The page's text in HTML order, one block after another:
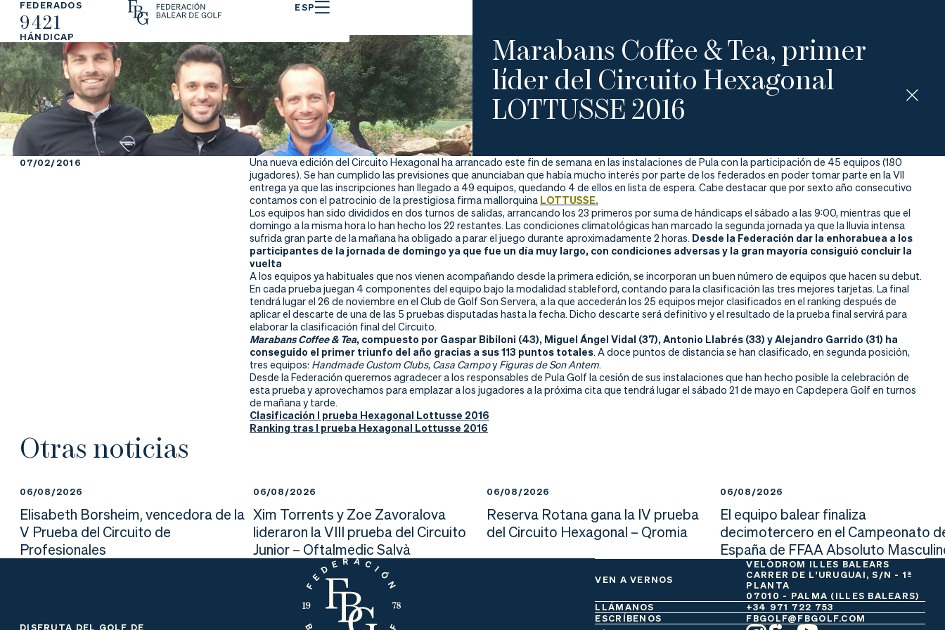
FEDERADOS
9421
HÁNDICAP
ESP
La
Fe
de
ra
ci
Fe
de
ra
rs
e
Ju
ga
r
Marabans Coffee & Tea, primer
líder del Circuito Hexagonal
LOTTUSSE 2016
07/02/2016
Una nueva edición del Circuito Hexagonal ha arrancado este fin de semana en las instalaciones de Pula con la participación de 45 equipos (180
jugadores). Se han cumplido las previsiones que anunciaban que había mucho interés por parte de los federados en poder tomar parte en la VII
entrega ya que las inscripciones han llegado a 49 equipos, quedando 4 de ellos en lista de espera. Cabe destacar que por sexto año consecutivo
contamos con el patrocinio de la prestigiosa firma mallorquina LOTTUSSE.
Los equipos han sido divididos en dos turnos de salidas, arrancando los 23 primeros por suma de hándicaps el sábado a las 9:00, mientras que el
domingo a la misma hora lo han hecho los 22 restantes. Las condiciones climatológicas han marcado la segunda jornada ya que la lluvia intensa
sufrida gran parte de la mañana ha obligado a parar el juego durante aproximadamente 2 horas. Desde la Federación dar la enhorabuea a los
participantes de la jornada de domingo ya que fue un día muy largo, con condiciones adversas y la gran mayoría consiguió concluir la
vuelta
A los equipos ya habituales que nos vienen acompañando desde la primera edición, se incorporan un buen número de equipos que hacen su debut.
En cada prueba juegan 4 componentes del equipo bajo la modalidad stableford, contando para la clasificación las tres mejores tarjetas. La final
tendrá lugar el 26 de noviembre en el Club de Golf Son Servera, a la que accederán los 25 equipos mejor clasificados en el ranking después de
aplicar el descarte de una de las 5 pruebas disputadas hasta la fecha. Dicho descarte será definitivo y el resultado de la prueba final servirá para
elaborar la clasificación final del Circuito.
Marabans Coffee & Tea, compuesto por Gaspar Bibiloni (43), Miguel Ángel Vidal (37), Antonio Llabrés (33) y Alejandro Garrido (31) ha
conseguido el primer triunfo del año gracias a sus 113 puntos totales. A doce puntos de distancia se han clasificado, en segunda posición,
tres equipos: Handmade Custom Clubs, Casa Campoy Figuras de Son Antem.
Desde la Federación queremos agradecer a los responsables de Pula Golf la cesión de sus instalaciones que han hecho posible la celebración de
esta prueba y aprovechamos para emplazar a los jugadores a la próxima cita que tendrá lugar el sábado 21 de mayo en Capdepera Golf en turnos
de mañana y tarde.
Clasificación I prueba Hexagonal Lottusse 2016
Ranking tras I prueba Hexagonal Lottusse 2016
Otras noticias
06/08/2026
Elisabeth Borsheim, vencedora de la
V Prueba del Circuito de
Profesionales
06/08/2026
Xim Torrents y Zoe Zavoralova
lideraron la VIII prueba del Circuito
Junior – Oftalmedic Salvà
06/08/2026
Reserva Rotana gana la IV prueba
del Circuito Hexagonal – Qromia
06/08/2026
El equipo balear finaliza
decimotercero en el Campeonato
España de FFAA Absoluto
DISFRUTA DEL GOLF DE
VEN A VERNOS
VELÒDROM ILLES BALEARS
CARRER DE L'URUGUAI, S/N - 1ª
PLANTA
07010 - PALMA (ILLES BALEARS)
LLÁMANOS
+34 971 722 753
ESCRÍBENOS
FBGOLF@FBGOLF.COM